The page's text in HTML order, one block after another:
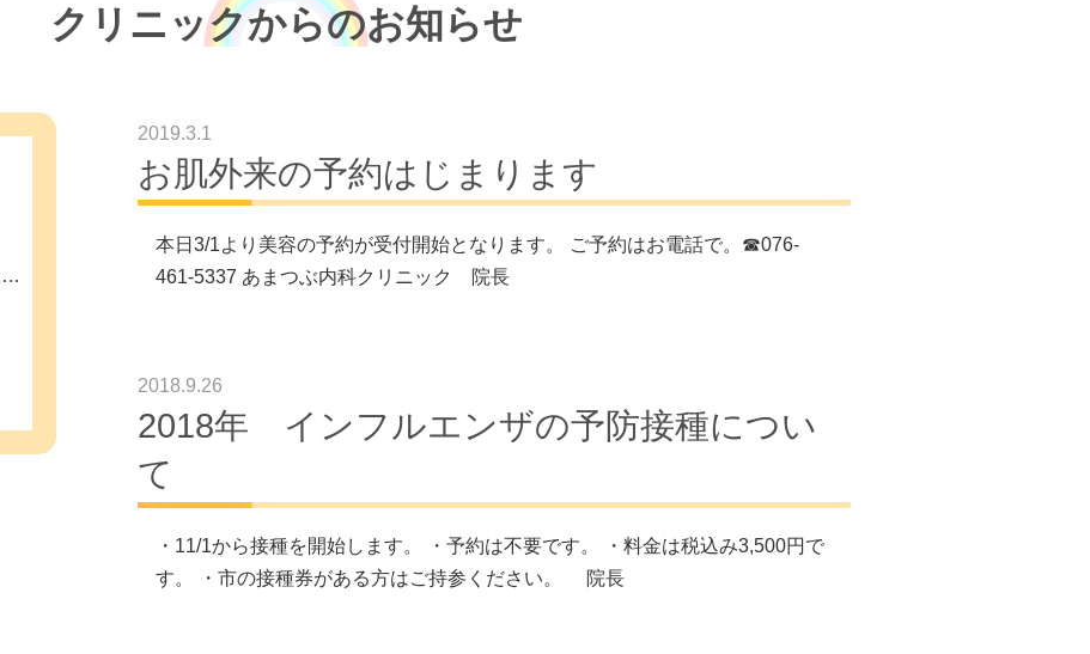
クリニックからのお知らせ
2019.3.1
お肌外来の予約はじまります
本日3/1より美容の予約が受付開始となります。 ご予約はお電話で。☎076-
461-5337 あまつぶ内科クリニック 院長
2018.9.26
2018年 インフルエンザの予防接種につい
て
・11/1から接種を開始します。 ・予約は不要です。 ・料金は税込み3,500円で
す。 ・市の接種券がある方はご持参ください。 院長
ゴールデンウィークの休診について